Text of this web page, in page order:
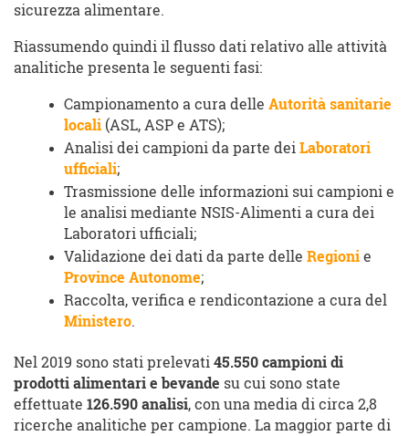
sicurezza alimentare.
Riassumendo quindi il flusso dati relativo alle attività
analitiche presenta le seguenti fasi:
Campionamento a cura delle Autorità sanitarie
locali (ASL, ASP e ATS);
Analisi dei campioni da parte dei Laboratori
ufficiali;
Trasmissione delle informazioni sui campioni e
le analisi mediante NSIS-Alimenti a cura dei
Laboratori ufficiali;
Validazione dei dati da parte delle Regioni e
Province Autonome;
Raccolta, verifica e rendicontazione a cura del
Ministero.
Nel 2019 sono stati prelevati 45.550 campioni di
prodotti alimentari e bevande su cui sono state
effettuate 126.590 analisi, con una media di circa 2,8
ricerche analitiche per campione. La maggior parte di